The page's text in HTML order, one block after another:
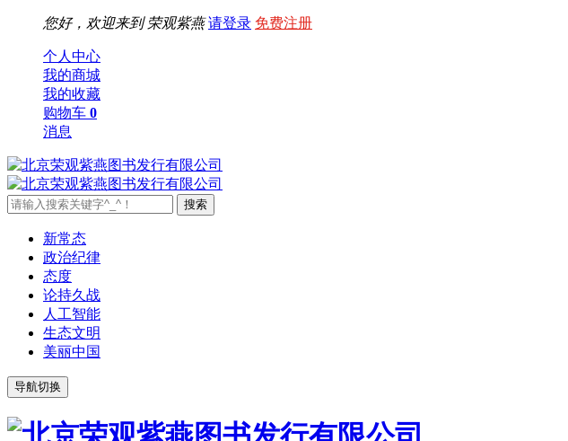
您好，欢迎来到 荣观紫燕 请登录 免费注册
个人中心
我的商城
我的收藏
购物车 0
消息
新常态
政治纪律
态度
论持久战
人工智能
生态文明
美丽中国
导航切换